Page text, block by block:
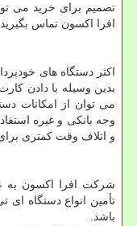
تصمیم برای خرید می
افرا اکسون تماس
اکثر دستگاه های
بدین وسیله با دادن
می توان از امکانات
وجه بانکی و غیره
و اتلاف وقت کمتری
شرکت افرا اکسون به
تأمین انواع دستگاه
باشد.